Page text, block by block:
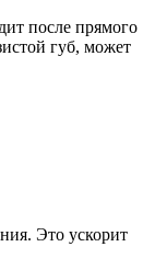
после прямого
губ, может
Это ускорит